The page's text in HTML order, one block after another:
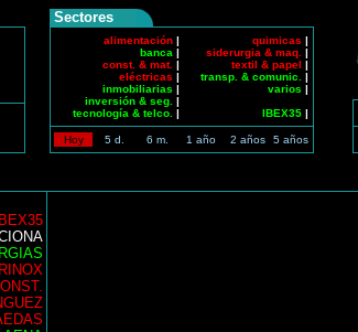
Sectores
alimentación |
banca |
const. & mat. |
eléctricas |
inmobiliarias |
inversión & seg. |
tecnología & telco. |
quimicas |
siderurgia & maq. |
textil & papel |
transp. & comunic.
|
varios |
IBEX35 |
Hoy 5 d. 6 m. 1 año 2 años 5 años
IBEX35